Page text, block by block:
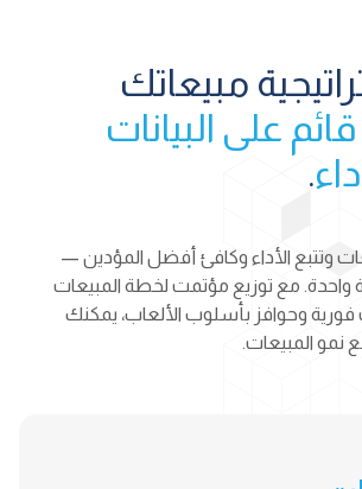
مبيعاتك
على البيانات
.
وتتبع الأداء وكافئ أفضل المؤدين —
مع توزيع مؤتمت لخطة المبيعات
وحوافز بأسلوب الألعاب، يمكنك
نمو المبيعات.